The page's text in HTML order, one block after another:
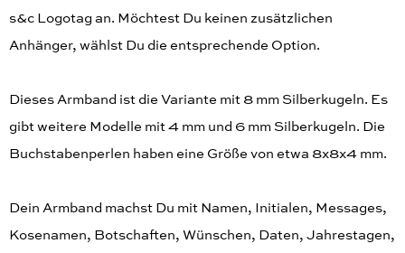
s&c Logotag an. Möchtest Du keinen zusätzlichen
Anhänger, wählst Du die entsprechende Option.
Dieses Armband ist die Variante mit 8 mm Silberkugeln. Es
gibt weitere Modelle mit 4 mm und 6 mm Silberkugeln. Die
Buchstabenperlen haben eine Größe von etwa 8x8x4 mm.
Dein Armband machst Du mit Namen, Initialen, Messages,
Kosenamen, Botschaften, Wünschen, Daten, Jahrestagen,